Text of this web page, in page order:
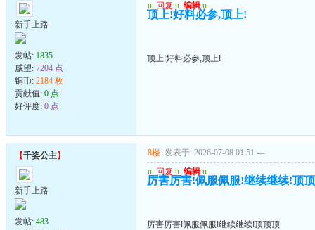
新手上路
发帖: 1835
威望: 7204 点
铜币: 2184 枚
贡献值: 0 点
好评度: 0 点
u 回复 u 编辑 u
顶上!好料必参,顶上!
顶上!好料必参,顶上!
【千姿公主】
新手上路
发帖: 483
8楼 发表于: 2026-07-08 01:51 ---
u 回复 u 编辑 u
厉害厉害!佩服佩服!继续继续!顶
厉害厉害!佩服佩服!继续继续!顶顶顶